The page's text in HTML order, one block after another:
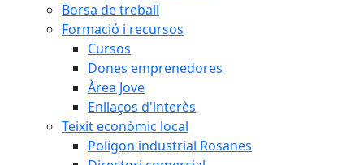
Borsa de treball
Formació i recursos
Cursos
Dones emprenedores
Àrea Jove
Enllaços d'interès
Teixit econòmic local
Polígon industrial Rosanes